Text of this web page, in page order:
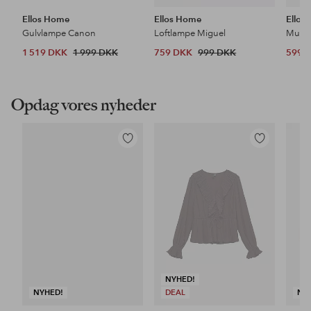
Ellos Home
Gulvlampe Canon
1 519 DKK 1 999 DKK
Ellos Home
Loftlampe Miguel
759 DKK 999 DKK
Ellos
599
Opdag vores nyheder
NYHED!
Tilføj
NYHED!
DEAL
Tilføj